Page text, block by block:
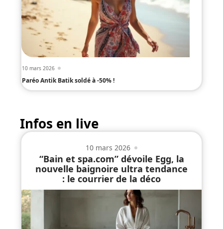
10 mars 2026
Paréo Antik Batik soldé à -50% !
Infos en live
10 mars 2026
“Bain et spa.com” dévoile Egg, la
nouvelle baignoire ultra tendance
: le courrier de la déco